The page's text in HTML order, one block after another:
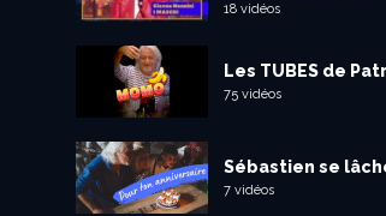
18 vidéos
Les TUBES de
75 vidéos
Sébastien se
7 vidéos